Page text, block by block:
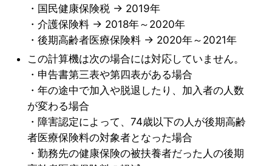
・国民健康保険税 → 2019年
・介護保険料 → 2018年～2020年
・後期高齢者医療保険料 → 2020年～2021年
この計算機は次の場合には対応していません。
・申告書第三表や第四表がある場合
・年の途中で加入や脱退したり、加入者の人数
が変わる場合
・障害認定によって、74歳以下の人が後期高齢
者医療保険料の対象者となった場合
・勤務先の健康保険の被扶養者だった人の後期